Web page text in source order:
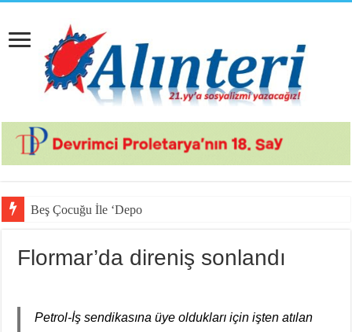
Beş Çocuğu İle ‘Deport Kampı’nda…
Flormar’da direniş sonlandı
Petrol-İş sendikasına üye oldukları için işten atılan